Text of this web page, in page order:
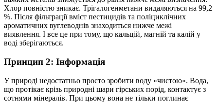
Хлор повністю зникає. Трігалогенметани видаляються на 99,2
%. Після фільтрації вміст пестицидів та поліциклічних
ароматичних вуглеводнів знаходиться нижче межі
виявлення. І все це при тому, що кальцій, магній та калій у
воді зберігаються.
Принцип 2: Інформація
У природі недостатньо просто зробити воду «чистою». Вода,
що протікає крізь природні шари гірських порід, контактує з
сотнями мінералів. При цьому вона не тільки поглинає